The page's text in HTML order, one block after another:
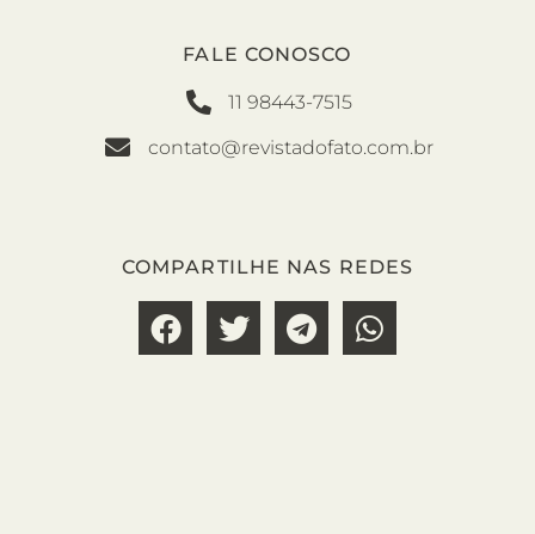
FALE CONOSCO
11 98443-7515
contato@revistadofato.com.br
COMPARTILHE NAS REDES